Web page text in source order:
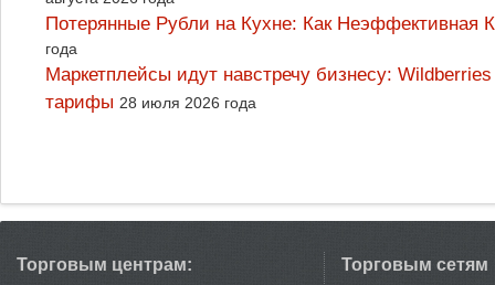
Потерянные Рубли на Кухне: Как
года
Маркетплейсы идут навстречу бизнесу:
тарифы 28 июля 2026 года
Торговым центрам: Торговым сетям